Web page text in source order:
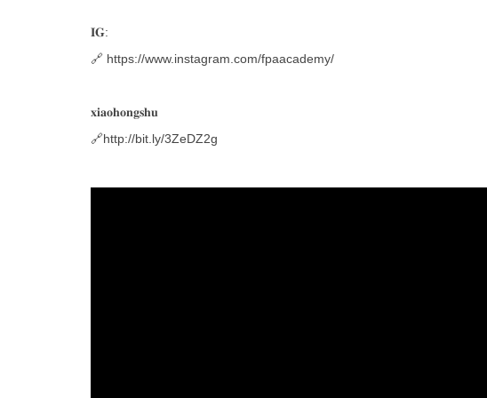
𝐈𝐆:
🔗 https://www.instagram.com/fpaacademy/
𝐱𝐢𝐚𝐨𝐡𝐨𝐧𝐠𝐬𝐡𝐮
🔗http://bit.ly/3ZeDZ2g